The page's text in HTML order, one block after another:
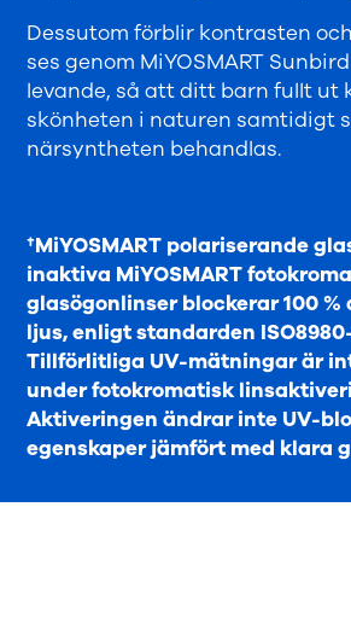
Dessutom förblir kontrasten
ses genom MiYOSMART
levande, så att ditt barn fullt ut
skönheten i naturen samtidigt
närsyntheten behandlas.
†MiYOSMART polariserande
inaktiva MiYOSMART
glasögonlinser blockerar 100 %
ljus, enligt standarden
Tillförlitliga UV-mätningar är
under fotokromatisk
Aktiveringen ändrar inte UV-
egenskaper jämfört med klara